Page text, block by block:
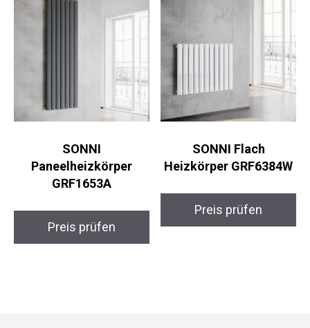
SONNI
Paneelheizkörper
GRF1653A
Preis prüfen
SONNI Flach
Heizkörper GRF6384W
Preis prüfen